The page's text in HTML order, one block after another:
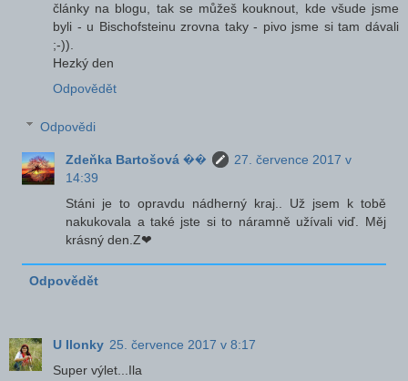
články na blogu, tak se můžeš kouknout, kde všude jsme
byli - u Bischofsteinu zrovna taky - pivo jsme si tam dávali
;-)).
Hezký den
Odpovědět
Odpovědi
Zdeňka Bartošová ��
27. července 2017 v
14:39
Stáni je to opravdu nádherný kraj.. Už jsem k tobě
nakukovala a také jste si to náramně užívali viď. Měj
krásný den.Z❤
Odpovědět
U Ilonky 25. července 2017 v 8:17
Super výlet...Ila